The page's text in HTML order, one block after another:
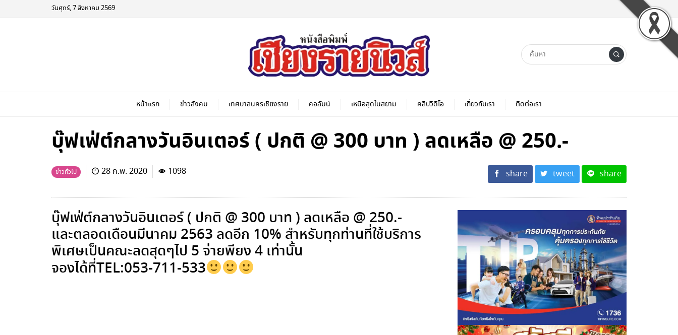
วันศุกร์, 7 สิงหาคม 2569
หน้าแรก ข่าวสังคม เทศบาลนครเชียงราย คอลัมน์ เหนือสุดในสยาม คลิปวีดีโอ เกี่ยวกับเรา ติดต่อเรา
บุ๊ฟเฟ่ต์กลางวันอินเตอร์ ( ปกติ @ 300 บาท ) ลดเหลือ @ 250.-
ข่าวทั่วไป 28 ก.พ. 2020 1098 share tweet share
บุ๊ฟเฟ่ต์กลางวันอินเตอร์ ( ปกติ @ 300 บาท ) ลดเหลือ @ 250.-
และตลอดเดือนมีนาคม 2563 ลดอีก 10% สำหรับทุกท่านที่ใช้บริการ
พิเศษเป็นคณะลดสุดๆไป 5 จ่ายพียง 4 เท่านั้น
จองได้ที่TEL:053-711-533